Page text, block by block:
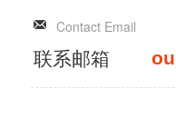
Contact Email
联系邮箱